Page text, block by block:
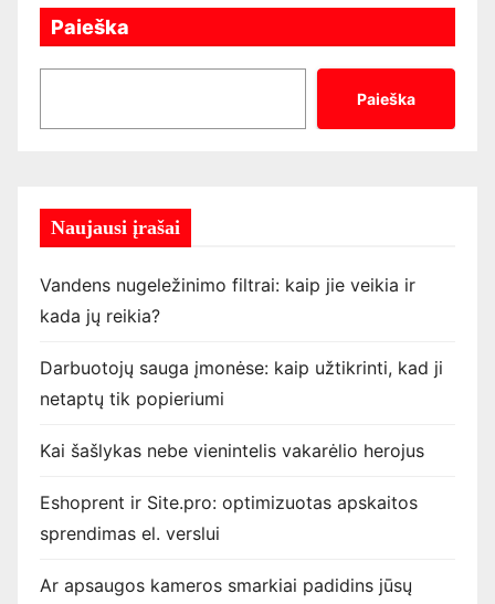
Paieška
Paieška
Naujausi įrašai
Vandens nugeležinimo filtrai: kaip jie veikia ir
kada jų reikia?
Darbuotojų sauga įmonėse: kaip užtikrinti, kad ji
netaptų tik popieriumi
Kai šašlykas nebe vienintelis vakarėlio herojus
Eshoprent ir Site.pro: optimizuotas apskaitos
sprendimas el. verslui
Ar apsaugos kameros smarkiai padidins jūsų